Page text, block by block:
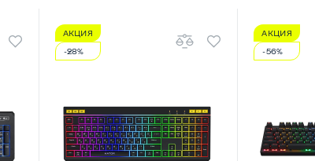
АКЦИЯ
-28%
АКЦИЯ
-56%